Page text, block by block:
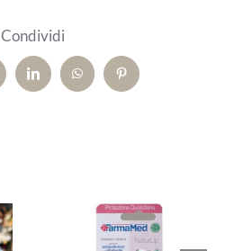
Condividi
LinkedInWhatsAppPinterest